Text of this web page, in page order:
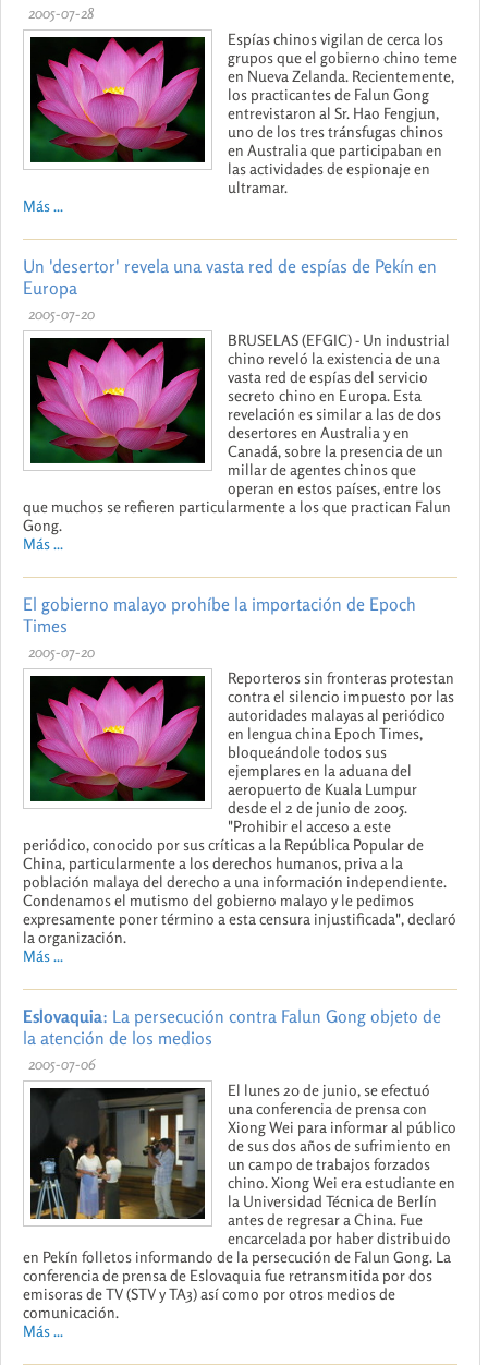
2005-07-28
Espías chinos vigilan de cerca los
grupos que el gobierno chino teme
en Nueva Zelanda. Recientemente,
los practicantes de Falun Gong
entrevistaron al Sr. Hao Fengjun,
uno de los tres tránsfugas chinos
en Australia que participaban en
las actividades de espionaje en
ultramar.
Más ...
Un 'desertor' revela una vasta red de espías de Pekín en
Europa
2005-07-20
BRUSELAS (EFGIC) - Un industrial
chino reveló la existencia de una
vasta red de espías del servicio
secreto chino en Europa. Esta
revelación es similar a las de dos
desertores en Australia y en
Canadá, sobre la presencia de un
millar de agentes chinos que
operan en estos países, entre los
que muchos se refieren particularmente a los que practican Falun
Gong.
Más ...
El gobierno malayo prohíbe la importación de Epoch
Times
2005-07-20
Reporteros sin fronteras protestan
contra el silencio impuesto por las
autoridades malayas al periódico
en lengua china Epoch Times,
bloqueándole todos sus
ejemplares en la aduana del
aeropuerto de Kuala Lumpur
desde el 2 de junio de 2005.
"Prohibir el acceso a este
periódico, conocido por sus críticas a la República Popular de
China, particularmente a los derechos humanos, priva a la
población malaya del derecho a una información independiente.
Condenamos el mutismo del gobierno malayo y le pedimos
expresamente poner término a esta censura injustificada", declaró
la organización.
Más ...
Eslovaquia: La persecución contra Falun Gong objeto de
la atención de los medios
2005-07-06
El lunes 20 de junio, se efectuó
una conferencia de prensa con
Xiong Wei para informar al público
de sus dos años de sufrimiento en
un campo de trabajos forzados
chino. Xiong Wei era estudiante en
la Universidad Técnica de Berlín
antes de regresar a China. Fue
encarcelada por haber distribuido
en Pekín folletos informando de la persecución de Falun Gong. La
conferencia de prensa de Eslovaquia fue retransmitida por dos
emisoras de TV (STV y TA3) así como por otros medios de
comunicación.
Más ...